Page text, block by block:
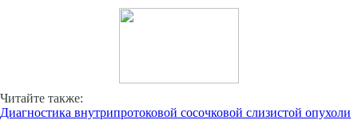
Читайте также:
Диагностика внутрипротоковой сосочковой слизистой опухоли